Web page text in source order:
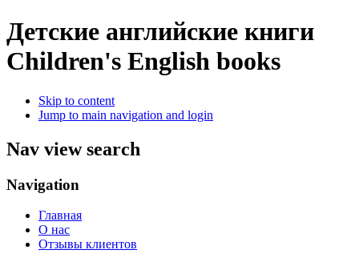
Детские английские книги
Children's English books
Skip to content
Jump to main navigation and login
Nav view search
Navigation
Главная
О нас
Отзывы клиентов